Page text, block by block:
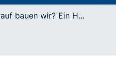
Worauf bauen wir? Ein Haus auf Fels oder auf Sand bauen (Mt 7,24-27)